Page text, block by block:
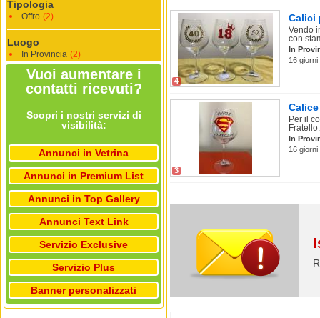
Tipologia
Offro (2)
Luogo
In Provincia (2)
Vuoi aumentare i
contatti ricevuti?
Scopri i nostri servizi di
visibilità:
Annunci in Vetrina
Annunci in Premium List
Annunci in Top Gallery
Annunci Text Link
Servizio Exclusive
Servizio Plus
Banner personalizzati
4
Calici
Vendo
con
In
16
3
Per il
In
16